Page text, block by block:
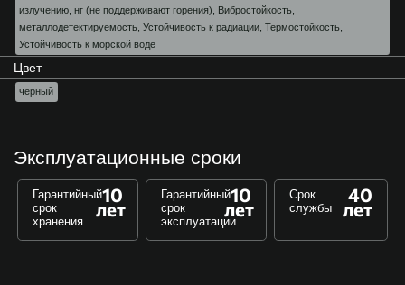
излучению, нг (не поддерживают горения), Вибростойкость,
металлодетектируемость, Устойчивость к радиации, Термостойкость,
Устойчивость к морской воде
Цвет
черный
Эксплуатационные сроки
Гарантийный
срок
хранения
10
лет
Гарантийный
срок
эксплуатации
10
лет
Срок
службы
40
лет